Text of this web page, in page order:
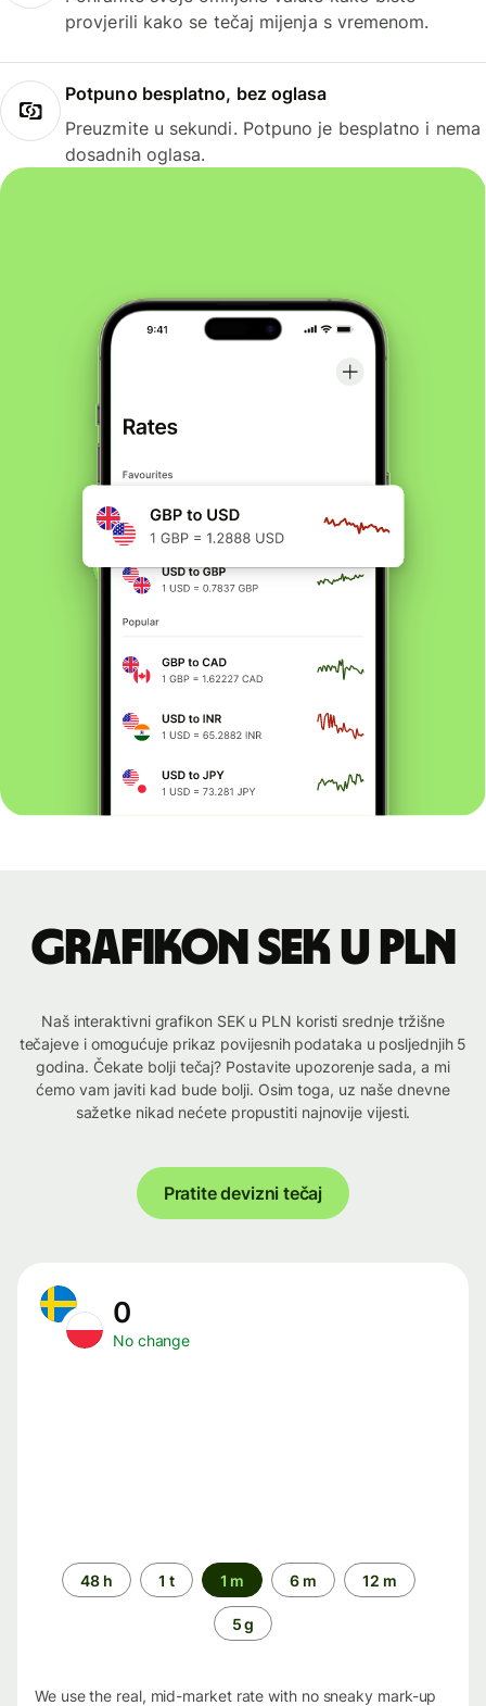
provjerili kako se tečaj mijenja s vremenom.
Potpuno besplatno, bez oglasa
Preuzmite u sekundi. Potpuno je besplatno i nema
dosadnih oglasa.
Grafikon SEK u PLN
Naš interaktivni grafikon SEK u PLN koristi srednje tržišne
tečajeve i omogućuje prikaz povijesnih podataka u posljednjih 5
godina. Čekate bolji tečaj? Postavite upozorenje sada, a mi
ćemo vam javiti kad bude bolji. Osim toga, uz naše dnevne
sažetke nikad nećete propustiti najnovije vijesti.
Pratite devizni tečaj
0
No change
Time
period
48 h 1 t 1 m 6 m 12 m
5 g
We use the real, mid-market rate with no sneaky mark-up